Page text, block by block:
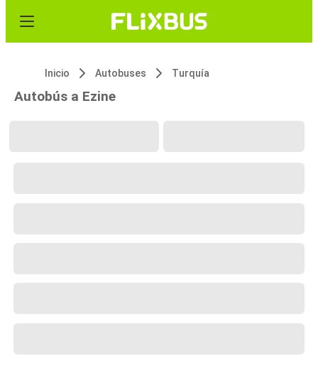
Inicio Autobuses Turquía
Autobús a Ezine